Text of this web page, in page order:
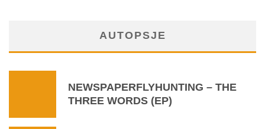
AUTOPSJE
NEWSPAPERFLYHUNTING – THE
THREE WORDS (EP)